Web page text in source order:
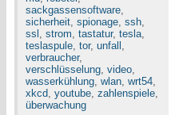
sackgassensoftware,
sicherheit, spionage, ssh,
ssl , strom, tastatur, tesla,
teslaspule, tor, unfall ,
verbraucher,
verschlüsselung, video,
wasserkühlung, wlan, wrt54,
xkcd, youtube, zahlenspiele,
überwachung